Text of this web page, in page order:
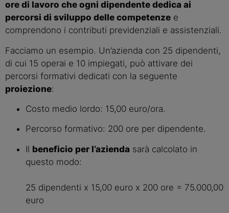
ore di lavoro che ogni dipendente dedica ai
percorsi di sviluppo delle competenze e
comprendono i contributi previdenziali e assistenziali.
Facciamo un esempio. Un’azienda con 25 dipendenti,
di cui 15 operai e 10 impiegati, può attivare dei
proiezione:
Costo medio lordo: 15,00 euro/ora.
Percorso formativo: 200 ore per dipendente.
Il beneficio per l’azienda sarà calcolato in
questo modo:
25 dipendenti x 15,00 euro x 200 ore = 75.000,00
euro